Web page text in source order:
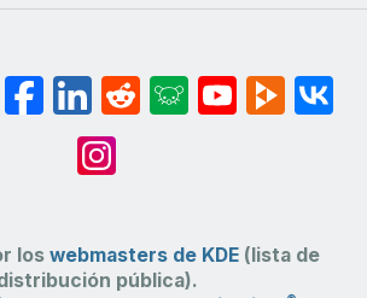
los webmasters de KDE(lista de
pública).